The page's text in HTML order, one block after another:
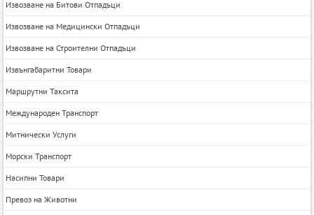
Извозване на Битови Отпадъци
Извозване на Медицински Отпадъци
Извозване на Строителни Отпадъци
Извънгабаритни Товари
Маршрутни Таксита
Международен Транспорт
Митнически Услуги
Морски Транспорт
Насипни Товари
Превоз на Животни